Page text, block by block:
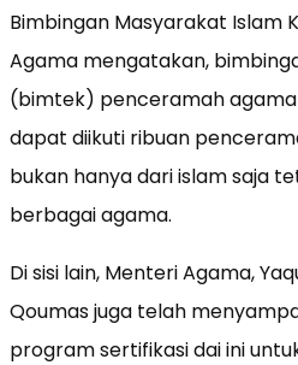
Bimbingan Masyarakat Islam
Agama mengatakan,
(bimtek) penceramah
dapat diikuti ribuan
bukan hanya dari islam saja
berbagai agama.
Di sisi lain, Menteri Agama,
Qoumas juga telah
program sertifikasi dai ini